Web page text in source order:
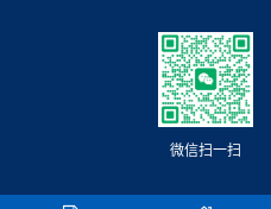
微信扫一扫